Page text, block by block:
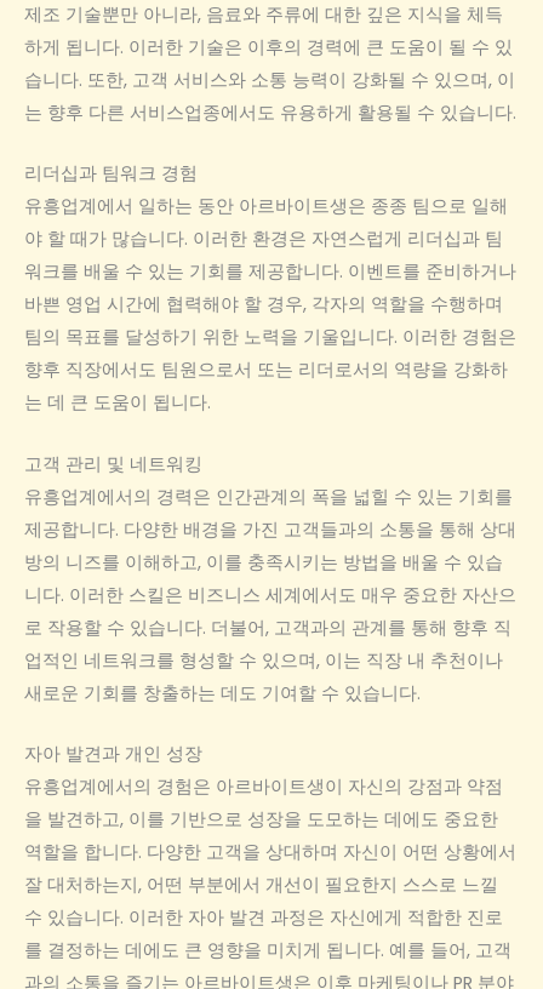
제조 기술뿐만 아니라, 음료와 주류에 대한 깊은 지식을 체득
하게 됩니다. 이러한 기술은 이후의 경력에 큰 도움이 될 수 있
습니다. 또한, 고객 서비스와 소통 능력이 강화될 수 있으며, 이
는 향후 다른 서비스업종에서도 유용하게 활용될 수 있습니다.
리더십과 팀워크 경험
유흥업계에서 일하는 동안 아르바이트생은 종종 팀으로 일해
야 할 때가 많습니다. 이러한 환경은 자연스럽게 리더십과 팀
워크를 배울 수 있는 기회를 제공합니다. 이벤트를 준비하거나
바쁜 영업 시간에 협력해야 할 경우, 각자의 역할을 수행하며
팀의 목표를 달성하기 위한 노력을 기울입니다. 이러한 경험은
향후 직장에서도 팀원으로서 또는 리더로서의 역량을 강화하
는 데 큰 도움이 됩니다.
고객 관리 및 네트워킹
유흥업계에서의 경력은 인간관계의 폭을 넓힐 수 있는 기회를
제공합니다. 다양한 배경을 가진 고객들과의 소통을 통해 상대
방의 니즈를 이해하고, 이를 충족시키는 방법을 배울 수 있습
니다. 이러한 스킬은 비즈니스 세계에서도 매우 중요한 자산으
로 작용할 수 있습니다. 더불어, 고객과의 관계를 통해 향후 직
업적인 네트워크를 형성할 수 있으며, 이는 직장 내 추천이나
새로운 기회를 창출하는 데도 기여할 수 있습니다.
자아 발견과 개인 성장
유흥업계에서의 경험은 아르바이트생이 자신의 강점과 약점
을 발견하고, 이를 기반으로 성장을 도모하는 데에도 중요한
역할을 합니다. 다양한 고객을 상대하며 자신이 어떤 상황에서
잘 대처하는지, 어떤 부분에서 개선이 필요한지 스스로 느낄
수 있습니다. 이러한 자아 발견 과정은 자신에게 적합한 진로
를 결정하는 데에도 큰 영향을 미치게 됩니다. 예를 들어, 고객
과의 소통을 즐기는 아르바이트생은 이후 마케팅이나 PR 분야